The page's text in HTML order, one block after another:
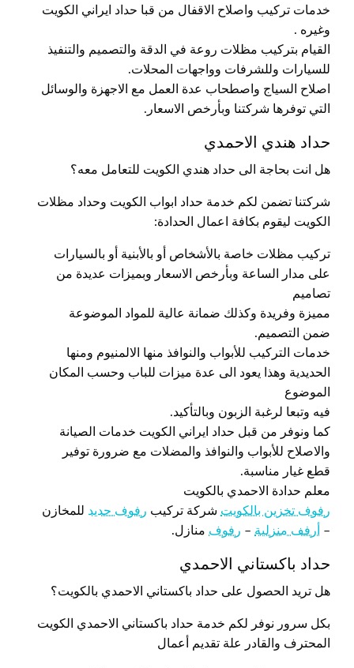
خدمات تركيب واصلاح الاقفال من قبا حداد ايراني الكويت
وغيره .
القيام بتركيب مظلات روعة في الدقة والتصميم والتنفيذ
للسيارات وللشرفات وواجهات المحلات.
اصلاح السياج واصطحاب عدة العمل مع الاجهزة والوسائل
التي توفرها شركتنا وبأرخص الاسعار.
حداد هندي الاحمدي
هل انت بحاجة الى حداد هندي الكويت للتعامل معه؟
شركتنا تضمن لكم خدمة حداد ابواب الكويت وحداد مظلات
الكويت ليقوم بكافة اعمال الحدادة:
تركيب مظلات خاصة بالأشخاص أو بالأبنية أو بالسيارات
على مدار الساعة وبأرخص الاسعار وبميزات عديدة من
تصاميم
مميزة وفريدة وكذلك ضمانة عالية للمواد الموضوعة
ضمن التصميم.
خدمات التركيب للأبواب والنوافذ منها الالمنيوم ومنها
الحديدية وهذا يعود الى عدة ميزات للباب وحسب المكان
الموضوع
فيه وتبعا لرغبة الزبون وبالتأكيد.
كما ونوفر من قبل حداد ايراني الكويت خدمات الصيانة
والاصلاح للأبواب والنوافذ والمضلات مع ضرورة توفير
قطع غيار مناسبة.
معلم حدادة الاحمدي بالكويت
رفوف تخزين بالكويت شركة تركيب رفوف حديد للمخازن
–
أرفف منزلية – رفوف منازل.
حداد باكستاني الاحمدي
هل تريد الحصول على حداد باكستاني الاحمدي بالكويت؟
بكل سرور نوفر لكم خدمة حداد باكستاني الاحمدي الكويت
المحترف والقادر علة تقديم أعمال